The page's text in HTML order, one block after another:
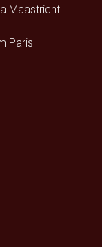
Maastricht!
Paris